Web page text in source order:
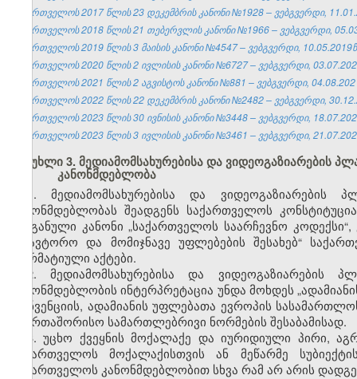
საქართველოს 2017 წლის 23 დეკემბრის კანონი №1928 – ვებგვერდი,
საქართველოს 2018 წლის 21 თებერვლის კანონი №1966 – ვებგვერდი,
საქართველოს 2019 წლის 3 მაისის კანონი №4547 – ვებგვერდი,
საქართველოს 2020 წლის 2 ივლისის კანონი №6727 – ვებგვერდი,
საქართველოს 2021 წლის 2 აგვისტოს კანონი №881 – ვებგვერდი,
საქართველოს 2022 წლის 22 დეკემბრის კანონი №2482 – ვებგვერდი,
საქართველოს 2023 წლის 30 ივნისის კანონი №3448 – ვებგვერდი,
საქართველოს 2023 წლის 3 ივლისის კანონი №3461 – ვებგვერდი,
მუხლი 3. მედიამომსახურებისა და ვიდეოგაზიარების
კანონმდებლობა
1. მედიამომსახურებისა და ვიდეოგაზიარების
კანონმდებლობას შეადგენს საქართველოს
ორგანული კანონი „საქართველოს საარჩევნო
„საავტორო და მომიჯნავე უფლებების შესახებ“
ნორმატიული აქტები.
2. მედიამომსახურებისა და ვიდეოგაზიარების
კანონმდებლობის ინტერპრეტაცია უნდა მოხდეს
კონვენციის, ადამიანის უფლებათა ევროპის
საერთაშორისო სამართლებრივი ნორმების შესაბამისად.
3. უცხო ქვეყნის მოქალაქე და იურიდიული პირი,
საქართველოს მოქალაქისთვის ან მეწარმე
საქართველოს კანონმდებლობით სხვა რამ არ არის